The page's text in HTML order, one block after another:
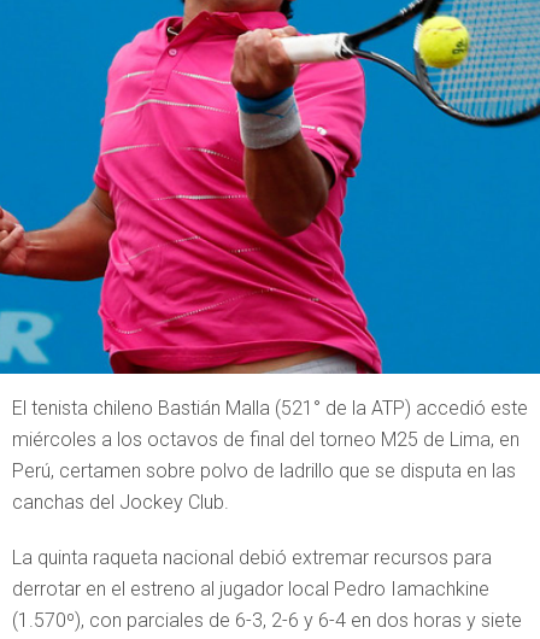
El tenista chileno Bastián Malla (521° de la ATP) accedió este
miércoles a los octavos de final del torneo M25 de Lima, en
Perú, certamen sobre polvo de ladrillo que se disputa en las
canchas del Jockey Club.
La quinta raqueta nacional debió extremar recursos para
derrotar en el estreno al jugador local Pedro Iamachkine
(1.570º), con parciales de 6-3, 2-6 y 6-4 en dos horas y siete